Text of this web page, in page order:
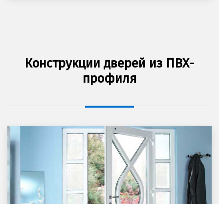
Конструкции дверей из ПВХ-
профиля